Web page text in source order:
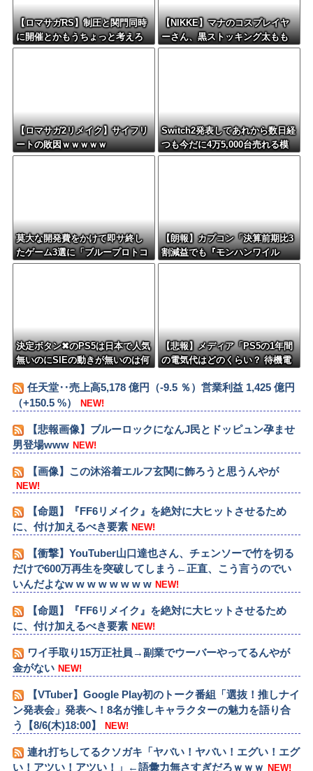
【ロマサガRS】制圧と関門同時
に開催とかもうちょっと考えろ
よw
【NIKKE】マナのコスプレイヤ
ーさん、黒ストッキング太もも
がえちえちィ！
【ロマサガ2リメイク】サイフリ
ートの敗因ｗｗｗｗｗ
Switch2発表してあれから数日経
つも今だに4万5,000台売れる模
様・・・・・・
莫大な開発費をかけて即サ終し
たゲーム3選に「ブループロトコ
ル」「バビロン」「コンコー
【朗報】カプコン「決算前期比3
割減益でも『モンハンワイル
ズ』で逆転するから！」
決定ボタン✖のPS5は日本で人気
無いのにSIEの動きが無いのは何
【悲報】メディア「PS5の1年間
の電気代はどのくらい？ 待機電
任天堂‥売上高5,178 億円（-9.5 ％）営業利益 1,425 億円
（+150.5 %）
NEW!
【悲報画像】ブルーロックになんJ民とドッピュン孕ませ
男登場www NEW!
【画像】この沐浴着エルフ玄関に飾ろうと思うんやが
NEW!
【命題】『FF6リメイク』を絶対に大ヒットさせるため
に、付け加えるべき要素 NEW!
【衝撃】YouTuber山口達也さん、チェンソーで竹を切る
だけで600万再生を突破してしまう←正直、こう言うのでい
いんだよなw w w w w w w w NEW!
【命題】『FF6リメイク』を絶対に大ヒットさせるため
に、付け加えるべき要素 NEW!
ワイ手取り15万正社員→副業でウーバーやってるんやが
金がない NEW!
【VTuber】Google Play初のトーク番組「選抜！推しナイ
ン発表会」発表へ！8名が推しキャラクターの魅力を語り合
う【8/6(木)18:00】
NEW!
連れ打ちしてるクソガキ「ヤバい！ヤバい！エグい！エグ
い！アツい！アツい！」←語彙力無さすぎだろｗｗｗ NEW!